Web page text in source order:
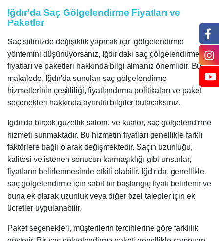
Iğdır'da Saç Gölgelendirme Fiyatları ve
Paketler
Saç stilinizde değişiklik yapmak için gölgelendirme
yöntemini düşünüyorsanız, Iğdır'daki saç gölgelendirme
fiyatları ve paketleri hakkında bilgi almanız önemlidir. Bu
makalede, Iğdır'da sunulan saç gölgelendirme
hizmetlerinin çeşitliliği, fiyatlandırma politikaları ve paket
seçenekleri hakkında ayrıntılı bilgiler bulacaksınız.
Iğdır'da birçok güzellik salonu ve kuaför, saç gölgelendirme
hizmeti sunmaktadır. Bu hizmetin fiyatları genellikle farklı
faktörlere bağlı olarak değişmektedir. Saçın uzunluğu,
kalitesi ve istenen sonucun karmaşıklığı gibi unsurlar,
fiyatların belirlenmesinde etkili olabilir. Iğdır'da, genellikle
saç gölgelendirme için sabit bir başlangıç fiyatı belirlenir ve
buna ek olarak uzunluk veya diğer özel talepler için ek
ücretler uygulanabilir.
Paket seçenekleri, müşterilerin tercihlerine göre farklılık